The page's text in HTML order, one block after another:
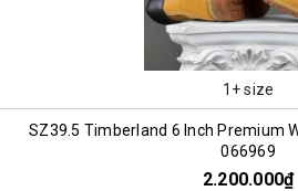
1+ size
SZ39.5 Timberland 6 Inch Premium
066969
2.200.000₫